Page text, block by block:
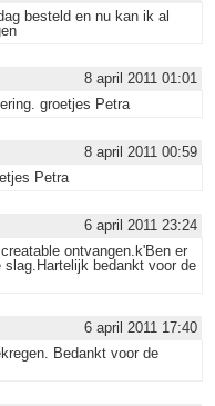
besteld en nu kan ik al
8 april 2011 01:01
groetjes Petra
8 april 2011 00:59
Petra
6 april 2011 23:24
ontvangen.k'Ben er
bedankt voor de
6 april 2011 17:40
Bedankt voor de